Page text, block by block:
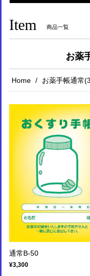
Item 商品一覧
お薬
Home お薬手帳通常
通常B-50
¥3,300